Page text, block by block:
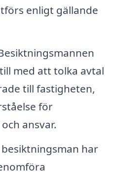
enligt gällande
med att tolka avtal
till fastigheten,
för
ansvar.
besiktningsman har